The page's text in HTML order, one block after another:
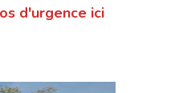
d'urgence ici